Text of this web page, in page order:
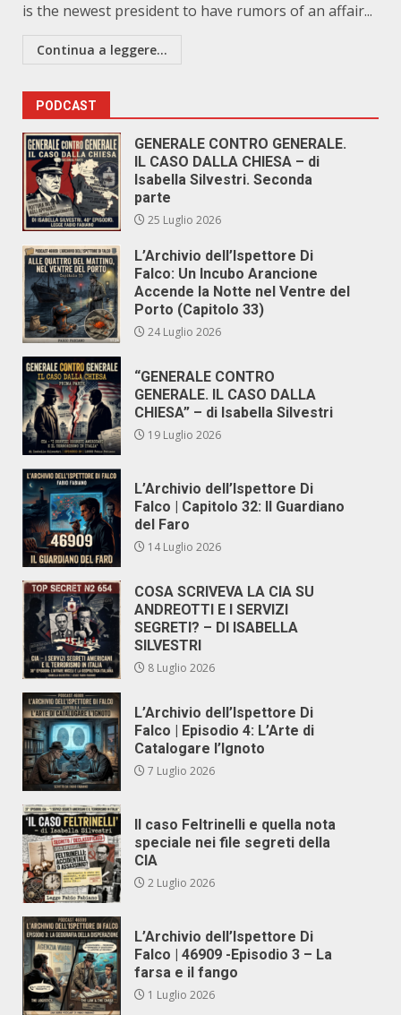
is the newest president to have rumors of an affair...
Continua a leggere...
PODCAST
GENERALE CONTRO GENERALE.
IL CASO DALLA CHIESA – di
Isabella Silvestri. Seconda
parte
25 Luglio 2026
L’Archivio dell’Ispettore Di
Falco: Un Incubo Arancione
Accende la Notte nel Ventre del
Porto (Capitolo 33)
24 Luglio 2026
“GENERALE CONTRO
GENERALE. IL CASO DALLA
CHIESA” – di Isabella Silvestri
19 Luglio 2026
L’Archivio dell’Ispettore Di
Falco | Capitolo 32: Il Guardiano
del Faro
14 Luglio 2026
COSA SCRIVEVA LA CIA SU
ANDREOTTI E I SERVIZI
SEGRETI? – DI ISABELLA
SILVESTRI
8 Luglio 2026
L’Archivio dell’Ispettore Di
Falco | Episodio 4: L’Arte di
Catalogare l’Ignoto
7 Luglio 2026
Il caso Feltrinelli e quella nota
speciale nei file segreti della
CIA
2 Luglio 2026
L’Archivio dell’Ispettore Di
Falco | 46909 -Episodio 3 – La
farsa e il fango
1 Luglio 2026